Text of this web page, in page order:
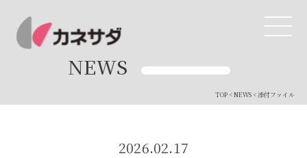
TOP
生産体制
NEWS
TOP<NEWS< 添付ファイル
2026.02.17